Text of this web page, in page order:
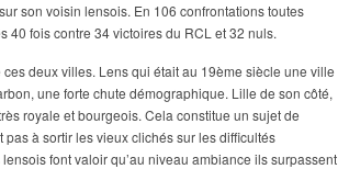
son voisin lensois. En 106 confrontations toutes
40 fois contre 34 victoires du RCL et 32 nuls.
deux villes. Lens qui était au 19ème siècle une ville
une forte chute démographique. Lille de son côté,
royale et bourgeois. Cela constitue un sujet de
à sortir les vieux clichés sur les difficultés
font valoir qu’au niveau ambiance ils surpassent